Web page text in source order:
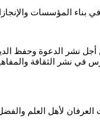
بناء المؤسسات
أجل نشر الدعوة وحفظ
في نشر الثقافة
لأهل العلم